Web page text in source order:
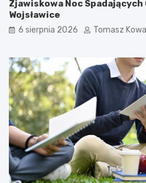
Zjawiskowa Noc
Wojsławice
6 sierpnia 2026 Tomasz